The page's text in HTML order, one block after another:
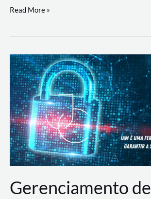
DevSecOps
Prática:
Desenvolvimento,
Segurança
e
Operações
Read More »
Gerenciamento de